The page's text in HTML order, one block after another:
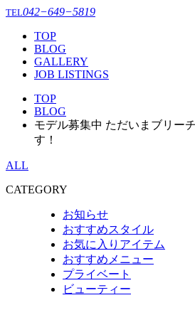
TEL042−649−5819
TOP
BLOG
GALLERY
JOB LISTINGS
TOP
BLOG
モデル募集中 ただいまブリー
す！
ALL
CATEGORY
お知らせ
おすすめスタイル
お気に入りアイテム
おすすめメニュー
プライベート
ビューティー